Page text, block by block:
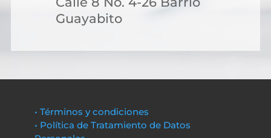
Guayabito
• Términos y condiciones
• Política de Tratamiento de Datos